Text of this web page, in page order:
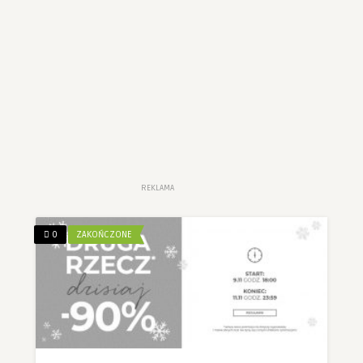
REKLAMA
0 ZAKOŃCZONE